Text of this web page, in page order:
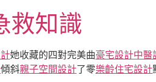
救知識
她收藏的四對完美曲豪宅設計中醫
傾斜親子空間設計了零樂齡住宅設計